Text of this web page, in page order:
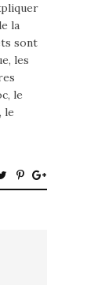
la
sont
les
le
le